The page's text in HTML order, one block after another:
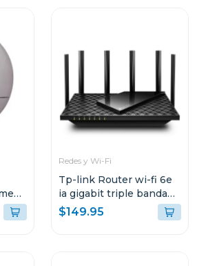
Redes y Wi-Fi
Tp-link Router wi-fi 6e
ia gigabit triple banda
axe5400
$149.95